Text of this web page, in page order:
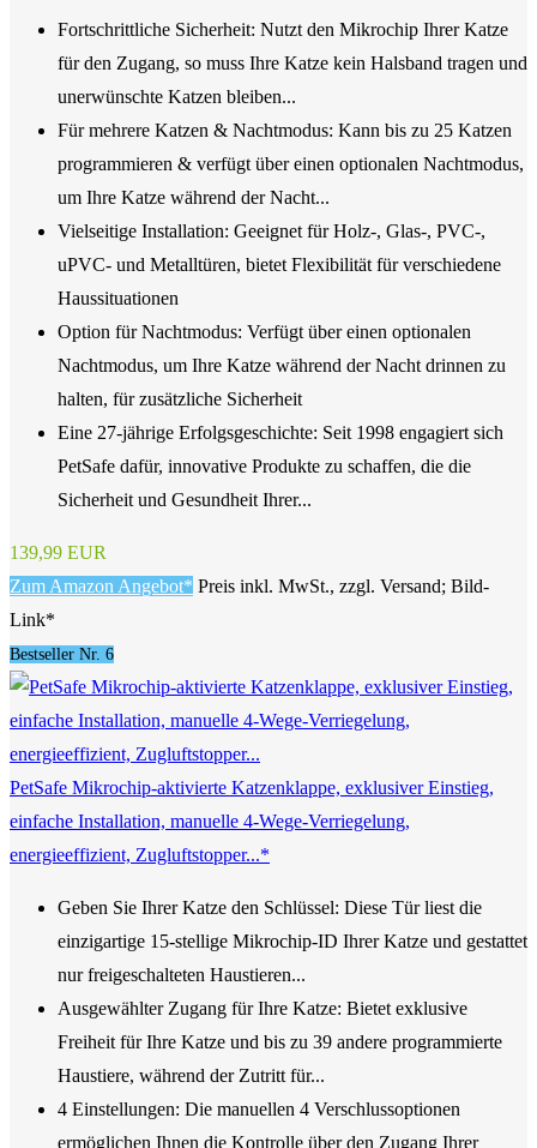
Fortschrittliche Sicherheit: Nutzt den Mikrochip Ihrer Katze
für den Zugang, so muss Ihre Katze kein Halsband tragen und
unerwünschte Katzen bleiben...
Für mehrere Katzen & Nachtmodus: Kann bis zu 25 Katzen
programmieren & verfügt über einen optionalen Nachtmodus,
um Ihre Katze während der Nacht...
Vielseitige Installation: Geeignet für Holz-, Glas-, PVC-,
uPVC- und Metalltüren, bietet Flexibilität für verschiedene
Haussituationen
Option für Nachtmodus: Verfügt über einen optionalen
Nachtmodus, um Ihre Katze während der Nacht drinnen zu
halten, für zusätzliche Sicherheit
Eine 27-jährige Erfolgsgeschichte: Seit 1998 engagiert sich
PetSafe dafür, innovative Produkte zu schaffen, die die
Sicherheit und Gesundheit Ihrer...
139,99 EUR
Zum Amazon Angebot* Preis inkl. MwSt., zzgl. Versand; Bild-
Link*
Bestseller Nr. 6
PetSafe Mikrochip-aktivierte Katzenklappe, exklusiver Einstieg,
einfache Installation, manuelle 4-Wege-Verriegelung,
energieeffizient, Zugluftstopper...*
Geben Sie Ihrer Katze den Schlüssel: Diese Tür liest die
einzigartige 15-stellige Mikrochip-ID Ihrer Katze und gestattet
nur freigeschalteten Haustieren...
Ausgewählter Zugang für Ihre Katze: Bietet exklusive
Freiheit für Ihre Katze und bis zu 39 andere programmierte
Haustiere, während der Zutritt für...
4 Einstellungen: Die manuellen 4 Verschlussoptionen
ermöglichen Ihnen die Kontrolle über den Zugang Ihrer